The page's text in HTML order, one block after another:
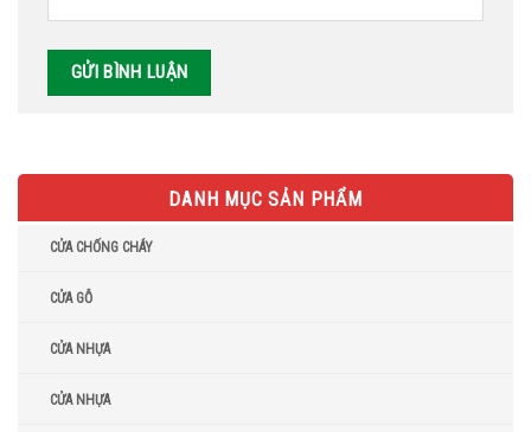
DANH MỤC SẢN PHẨM
CỬA CHỐNG CHÁY
CỬA GỖ
CỬA NHỰA
CỬA NHỰA